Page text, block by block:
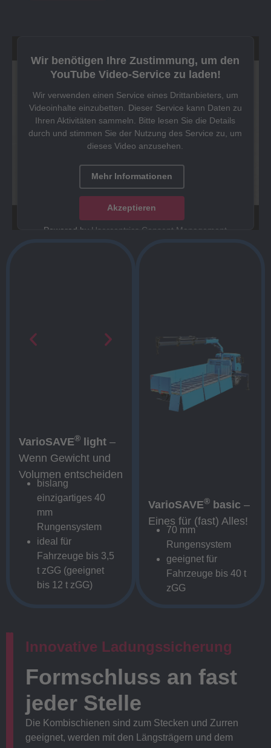
Wir benötigen Ihre Zustimmung, um den
YouTube Video-Service zu laden!
Wir verwenden einen Service eines Drittanbieters, um
Videoinhalte einzubetten. Dieser Service kann Daten zu
Ihren Aktivitäten sammeln. Bitte lesen Sie die Details
durch und stimmen Sie der Nutzung des Service zu, um
dieses Video anzusehen.
Mehr Informationen
Akzeptieren
Powered by Usercentrics Consent Management
VarioSAVE® light –
Wenn Gewicht und
Volumen entscheiden
bislang
einzigartiges 40
mm
Rungensystem
ideal für
Fahrzeuge bis 3,5
t zGG (geeignet
bis 12 t zGG)
VarioSAVE® basic –
Eines für (fast) Alles!
70 mm
Rungensystem
geeignet für
Fahrzeuge bis 40 t
zGG
Innovative Ladungssicherung
Formschluss an fast
jeder Stelle
Die Kombischienen sind zum Stecken und Zurren
geeignet, werden mit den Längsträgern und dem